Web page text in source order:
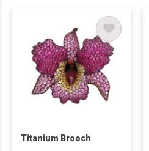
Titanium Brooch